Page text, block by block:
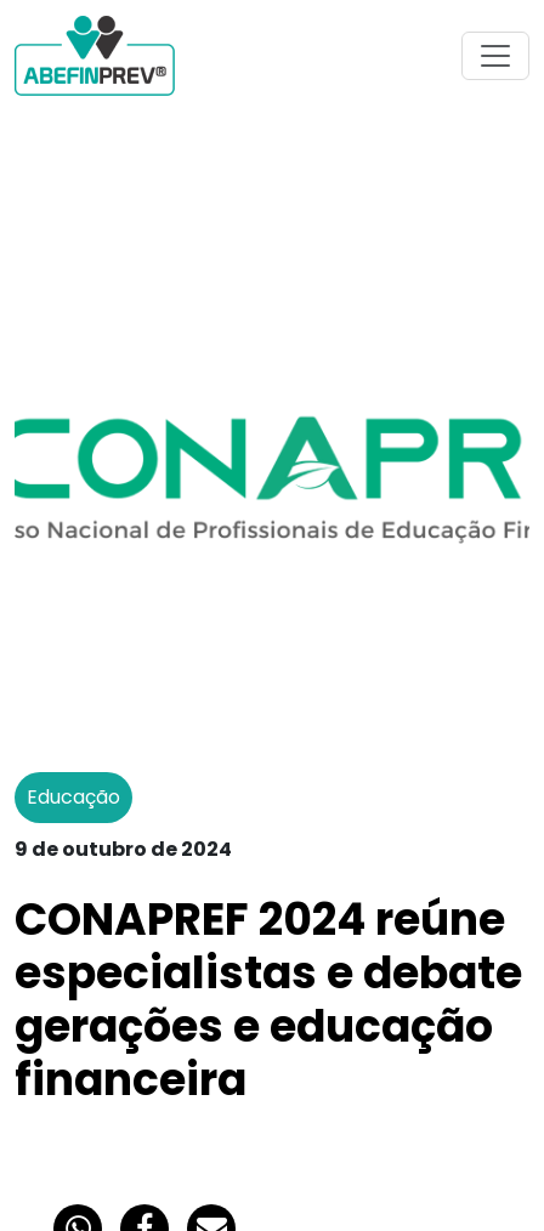
Educação
9 de outubro de 2024
CONAPREF 2024 reúne
especialistas e debate
gerações e educação
financeira